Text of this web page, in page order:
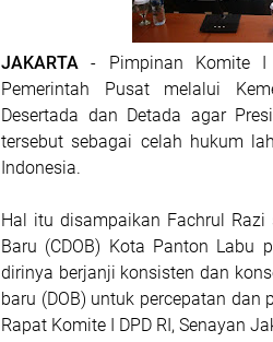
JAKARTA - Pimpinan Komite I
Pemerintah Pusat melalui
Desertada dan Detada agar
tersebut sebagai celah hukum
Indonesia.
Hal itu disampaikan Fachrul
Baru (CDOB) Kota Panton Labu
dirinya berjanji konsisten dan
baru (DOB) untuk percepatan dan
Rapat Komite I DPD RI, Senayan